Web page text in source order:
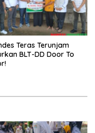
Teras Terunjam
BLT-DD Door To